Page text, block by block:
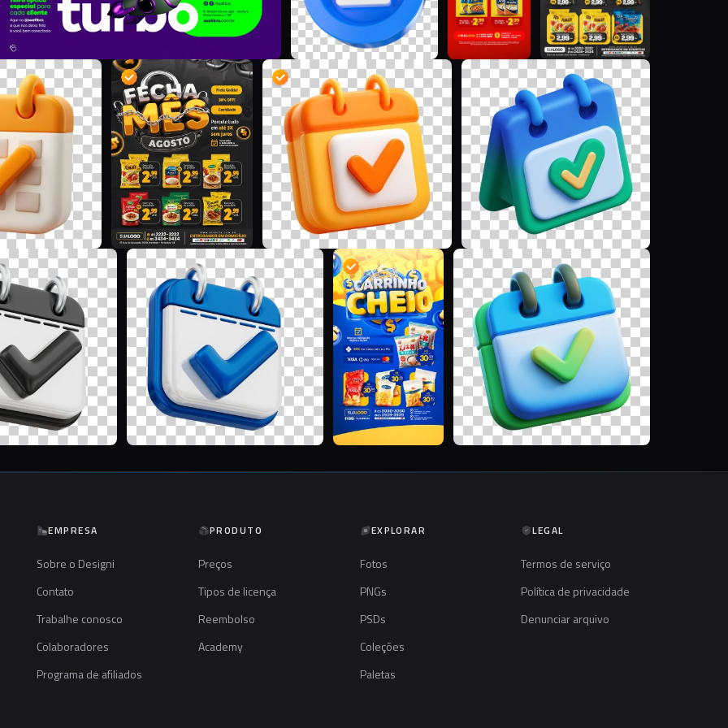
D D D G
M M D G
EMPRESA
Sobre o Designi
Contato
Trabalhe conosco
Colaboradores
Programa de afiliados
PRODUTO
Preços
Tipos de licença
Reembolso
Academy
EXPLORAR
Fotos
PNGs
PSDs
Coleções
Paletas
LEGAL
Termos de serviço
Política de privacidade
Denunciar arquivo